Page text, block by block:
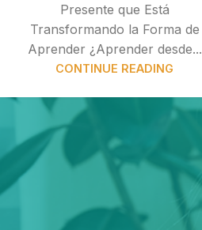
Presente que Está
Transformando la Forma de
Aprender ¿Aprender desde...
CONTINUE READING